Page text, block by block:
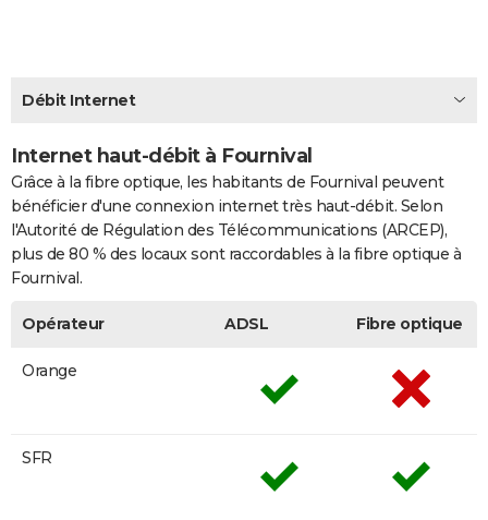
CARTE DE VOEUX
Carte de Noël
Carte Bonne année
Carte Saint-Valentin
Carte Pâques
Carte d'anniversaire
DICTIONNAIRE
PROGRAMME TV
S'inscrire
Se connecter
Lycées
Collèges
Primaires
Universités
Entreprises
Service militaire
Avis de recherche
AVIS DE DÉCÈS
FORUM
Débit Internet
Internet haut-débit à Fournival
Grâce à la fibre optique, les habitants de Fournival peuvent
bénéficier d'une connexion internet très haut-débit. Selon
l'Autorité de Régulation des Télécommunications (ARCEP),
plus de 80 % des locaux sont raccordables à la fibre optique à
Fournival.
Opérateur ADSL Fibre optique
Orange
SFR